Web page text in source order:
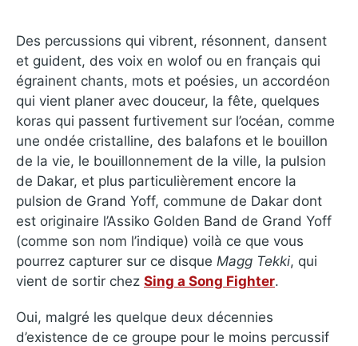
Des percussions qui vibrent, résonnent, dansent
et guident, des voix en wolof ou en français qui
égrainent chants, mots et poésies, un accordéon
qui vient planer avec douceur, la fête, quelques
koras qui passent furtivement sur l’océan, comme
une ondée cristalline, des balafons et le bouillon
de la vie, le bouillonnement de la ville, la pulsion
de Dakar, et plus particulièrement encore la
pulsion de Grand Yoff, commune de Dakar dont
est originaire l’Assiko Golden Band de Grand Yoff
(comme son nom l’indique) voilà ce que vous
pourrez capturer sur ce disque Magg Tekki, qui
vient de sortir chez Sing a Song Fighter.
Oui, malgré les quelque deux décennies
d’existence de ce groupe pour le moins percussif